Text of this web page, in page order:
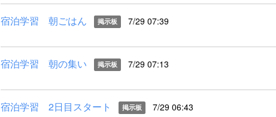
宿泊学習 朝ごはん 掲示板 7/29 07:39
宿泊学習 朝の集い 掲示板 7/29 07:13
宿泊学習 2日目スタート 掲示板 7/29 06:43